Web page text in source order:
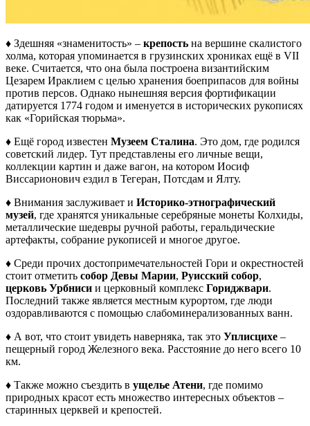
♦ Здешняя «знаменитость» – крепость на вершине скалистого
холма, которая упоминается в грузинских хрониках ещё в VII
веке. Считается, что она была построена византийским
Цезарем Ираклием с целью хранения боеприпасов для войны
против персов. Однако нынешняя версия фортификации
датируется 1774 годом и именуется в исторических рукописях
как «Горийская тюрьма».
♦ Ещё город известен Музеем Сталина. Это дом, где родился
советский лидер. Тут представлены его личные вещи,
коллекции картин и даже вагон, на котором Иосиф
Виссарионович ездил в Тегеран, Потсдам и Ялту.
♦ Внимания заслуживает и Историко-этнографический
музей, где хранятся уникальные серебряные монеты Колхиды,
металлические шедевры ручной работы, геральдические
артефакты, собрание рукописей и многое другое.
♦ Среди прочих достопримечательностей Гори и окрестностей
стоит отметить собор Девы Марии, Руисский собор,
церковь Урбниси и церковный комплекс Гориджвари.
Последний также является местным курортом, где люди
оздоравливаются с помощью слабоминерализованных ванн.
♦ А вот, что стоит увидеть наверняка, так это Уплисцихе –
пещерный город Железного века. Расстояние до него всего 10
км.
♦ Также можно съездить в ущелье Атени, где помимо
природных красот есть множество интересных объектов –
старинных церквей и крепостей.